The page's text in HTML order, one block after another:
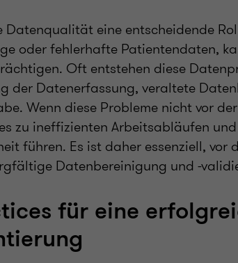
Datenqualität eine entscheidende
oder fehlerhafte Patientendaten,
Oft entstehen diese
der Datenerfassung, veraltete
Wenn diese Probleme nicht vor
zu ineffizienten Arbeitsabläufen
führen. Es ist daher essenziell, vor
Datenbereinigung und -
für eine